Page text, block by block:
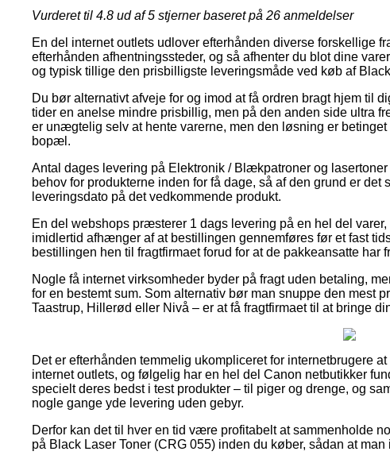
Vurderet til 4.8 ud af 5 stjerner baseret på 26 anmeldelser
En del internet outlets udlover efterhånden diverse forskellige
efterhånden afhentningssteder, og så afhenter du blot dine
og typisk tillige den prisbilligste leveringsmåde ved køb af
Du bør alternativt afveje for og imod at få ordren bragt hjem til
tider en anelse mindre prisbillig, men på den anden side ultra
er unægtelig selv at hente varerne, men den løsning er
bopæl.
Antal dages levering på Elektronik / Blækpatroner og
behov for produkterne inden for få dage, så af den grund er det
leveringsdato på det vedkommende produkt.
En del webshops præsterer 1 dags levering på en hel del
imidlertid afhænger af at bestillingen gennemføres før et fast
bestillingen hen til fragtfirmaet forud for at de pakkeansatte har
Nogle få internet virksomheder byder på fragt uden betaling,
for en bestemt sum. Som alternativ bør man snuppe den mest
Taastrup, Hillerød eller Nivå – er at få fragtfirmaet til at bringe
Det er efterhånden temmelig ukompliceret for internetbrugere
internet outlets, og følgelig har en hel del Canon netbutikker
specielt deres bedst i test produkter – til piger og drenge, og
nogle gange yde levering uden gebyr.
Derfor kan det til hver en tid være profitabelt at sammenholde
på Black Laser Toner (CRG 055) inden du køber, sådan at